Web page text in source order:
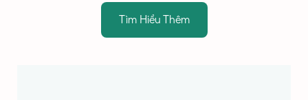
Tìm Hiểu Thêm